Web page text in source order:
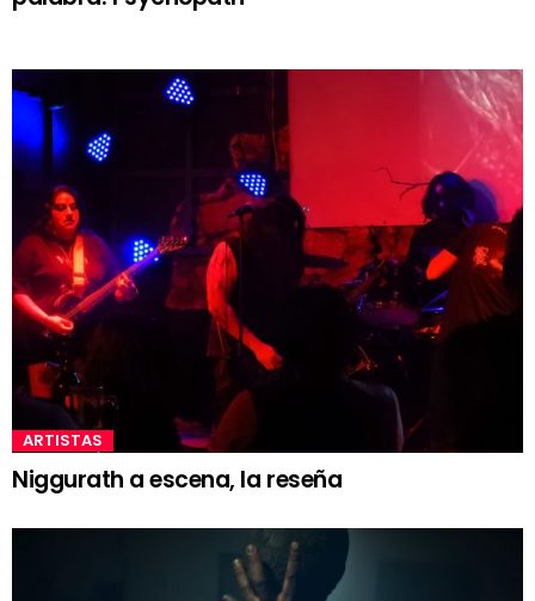
ARTISTAS
Niggurath a escena, la reseña